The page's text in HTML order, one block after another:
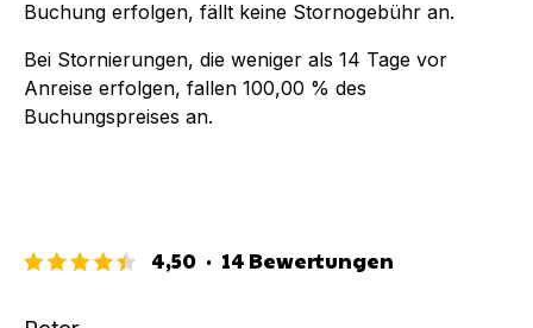
Buchung erfolgen, fällt keine Stornogebühr an.
Bei Stornierungen, die weniger als 14 Tage vor
Anreise erfolgen, fallen 100,00 % des
Buchungspreises an.
4,50 · 14 Bewertungen